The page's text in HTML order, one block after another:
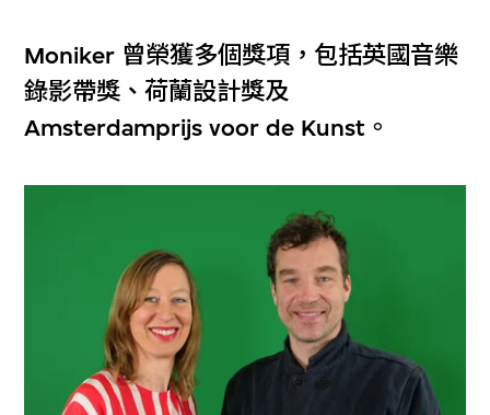
Moniker 曾榮獲多個獎項，包括英國音樂
錄影帶獎、荷蘭設計獎及
Amsterdamprijs voor de Kunst。